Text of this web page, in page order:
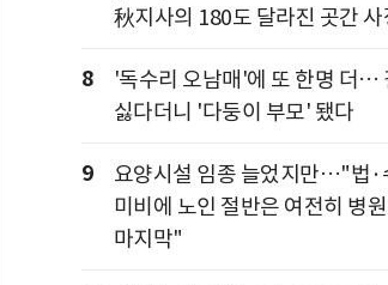
秋지사의 180도 달라진 곳간 사
8
'독수리 오남매'에 또 한명 더…
싫다더니 '다둥이 부모' 됐다
9
요양시설 임종 늘었지만…"법·
미비에 노인 절반은 여전히 병
마지막"